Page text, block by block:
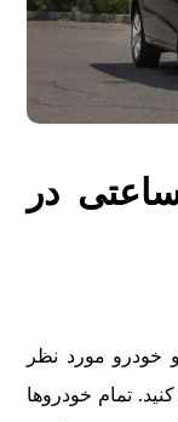
در
و خودرو مورد نظر
تمام خودروها